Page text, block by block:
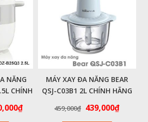
NĂNG
CHÍNH
₫Giá
MÁY XAY ĐA NĂNG BEAR
QSJ-C03B1 2L CHÍNH HÃNG
459,000₫ Giá
439,000₫Giá